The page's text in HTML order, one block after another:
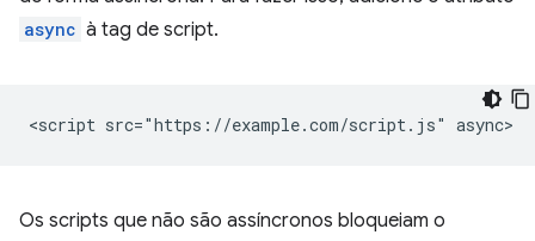
async à tag de script.
Os scripts que não são assíncronos bloqueiam o